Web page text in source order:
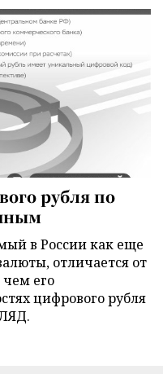
рубля по
в России как еще
отличается от
чем его
цифрового рубля